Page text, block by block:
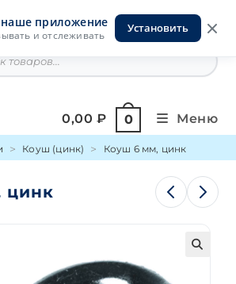
наше приложение
и отслеживать
Установить
на Горской
0,00₽ 0 Меню
Коуш (цинк) Коуш 6 мм, цинк
цинк